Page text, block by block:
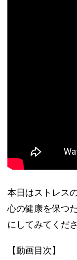
本日はストレス
心の健康を保つ
にしてみてくださ
【動画目次】